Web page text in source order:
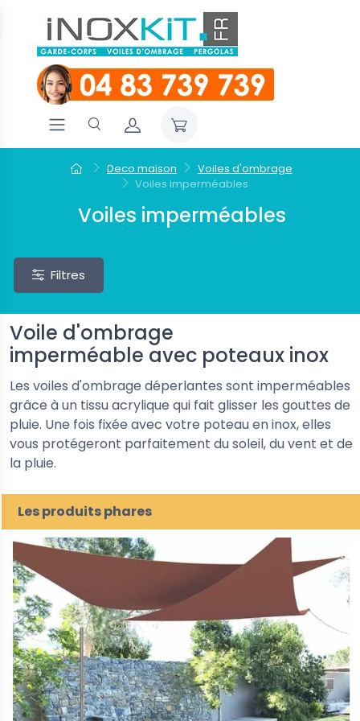
Deco maison
Voiles d'ombrage
Voiles imperméables
Voiles imperméables
-30%
Filtres
Voile d'ombrage
imperméable avec poteaux inox
Les voiles d'ombrage déperlantes sont imperméables
grâce à un tissu acrylique qui fait glisser les gouttes de
pluie. Une fois fixée avec votre poteau en inox, elles
vous protégeront parfaitement du soleil, du vent et de
la pluie.
Les produits phares